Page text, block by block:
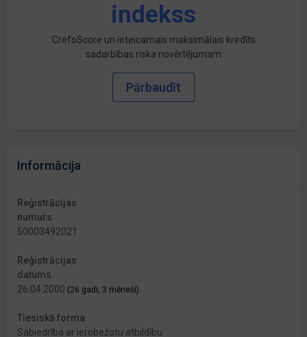
indekss
CrefoScore un ieteicamais maksimālais kredīts
sadarbības riska novērtējumam
Pārbaudīt
Informācija
Reģistrācijas
numurs
50003492021
Reģistrācijas
datums
26.04.2000 (26 gadi, 3 mēneši)
Tiesiskā forma
Sabiedrība ar ierobežotu atbildību